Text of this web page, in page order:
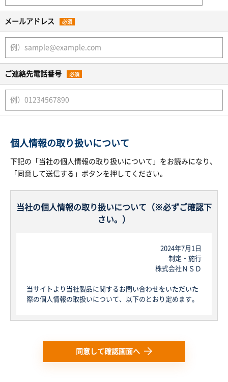
メールアドレス 必須
ご連絡先電話番号 必須
個人情報の取り扱いについて
下記の「当社の個人情報の取り扱いについて」をお読みになり、
「同意して送信する」ボタンを押してください。
当社の個人情報の取り扱いについて（※必ずご確認下
さい。）
2024年7月1日
制定・施行
株式会社ＮＳＤ
当サイトより当社製品に関するお問い合わせをいただいた
際の個人情報の取扱いについて、以下のとおり定めます。
1. 個人情報について
得する個人情報の保護に関する法律にいう「個人情報」を
指し、生存する個人に関する情報であって、当該情報に含
同意して確認画面へ